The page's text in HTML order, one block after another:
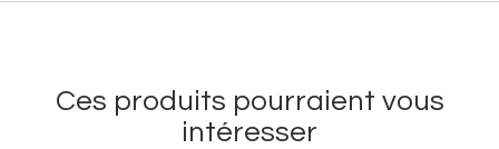
Ces produits pourraient vous
intéresser